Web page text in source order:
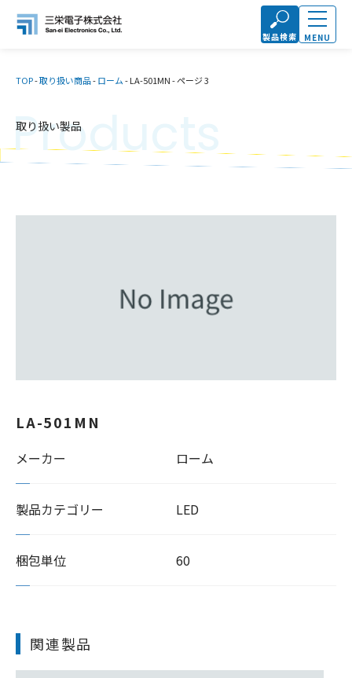
製品検索 MENU
TOP-取り扱い商品-ローム-LA-501MN-ページ 3
取り扱い製品
Products
LA-501MN
メーカー ローム
製品カテゴリー LED
梱包単位 60
関連製品